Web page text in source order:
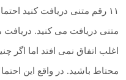
۱۱ رقم متنی دریافت کنید
متنی دریافت می کنید. دریافت
اغلب اتفاق نمی افتد اما اگر
محتاط باشید. در واقع این